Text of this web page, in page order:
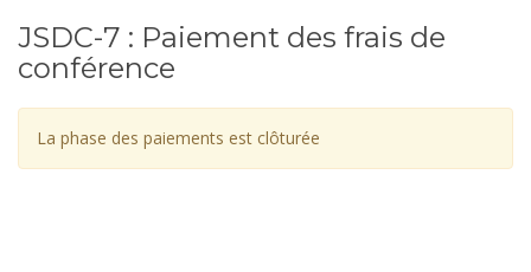
JSDC-7 : Paiement des frais de
conférence
La phase des paiements est clôturée